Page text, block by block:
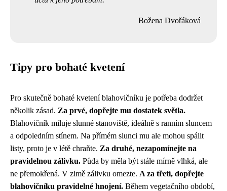
Božena Dvořáková
Tipy pro bohaté kvetení
Pro skutečně bohaté kvetení blahovičníku je potřeba dodržet
několik zásad. Za prvé, dopřejte mu dostatek světla.
Blahovičník miluje slunné stanoviště, ideálně s ranním sluncem
a odpoledním stínem. Na přímém slunci mu ale mohou spálit
listy, proto je v létě chraňte. Za druhé, nezapomínejte na
pravidelnou zálivku. Půda by měla být stále mírně vlhká, ale
ne přemokřená. V zimě zálivku omezte. A za třetí, dopřejte
blahovičníku pravidelné hnojení. Během vegetačního období,